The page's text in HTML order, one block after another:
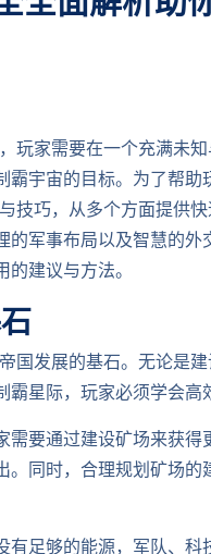
玩家需要在一个充满未
宇宙的目标。为了帮助
技巧，从多个方面提供
军事布局以及智慧的
建议与方法。
国发展的基石。无论是
星际，玩家必须学会高
要通过建设矿场来获
同时，合理规划矿场